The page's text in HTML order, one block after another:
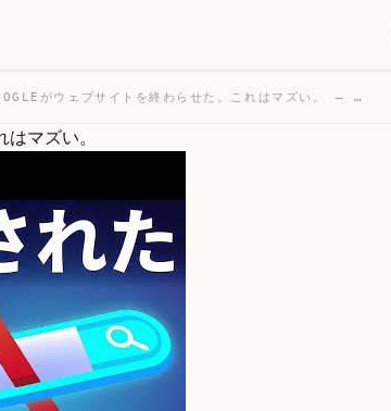
GOOGLEがウェブサイトを終わらせた。これはマズい。 — TRANSCRIPT
マズい。